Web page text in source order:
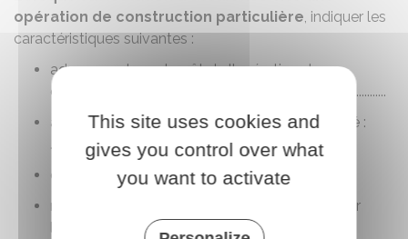
opération de construction particulière, indiquer les
caractéristiques suivantes :
adresse, nature et coût de l'opération de
construction déclaré par le maître d'ouvrage : ...........
activité(s) ou mission(s) exercée(s) par l'assuré :
...........
date d'ouverture de chantier : ...........
nature et montant de la prestation réalisée par
l'assuré : ...........
This site uses cookies and
gives you control over what
you want to activate